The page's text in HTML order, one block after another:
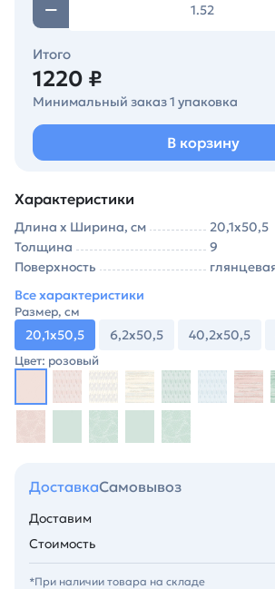
Итого
1220 ₽
Минимальный заказ 1 упаковка
В корзину
Характеристики
Длина х Ширина, см
20,1х50,5
Толщина
9
Поверхность
Все характеристики
Размер, см
20,1х50,5 6,2х50,5 40,2х50,5
Цвет: розовый
ДоставкаСамовывоз
Доставим
Стоимость
*При наличии товара на складе